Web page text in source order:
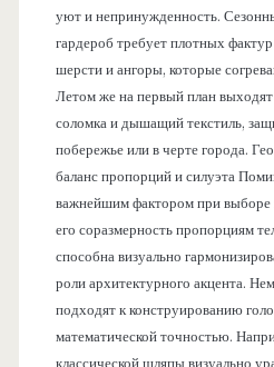
уют и непринужденность.
гардероб требует плотных
шерсти и ангоры, которые
Летом же на первый план выходят
соломка и дышащий текстиль,
побережье или в черте города.
баланс пропорций и силуэта
важнейшим фактором при выборе
его соразмерность пропорциям
способна визуально
роли архитектурного акцента.
подходят к конструированию
математической точностью.
классической шляпы визуально